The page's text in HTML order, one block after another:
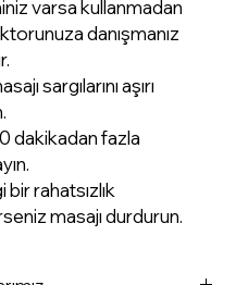
varsa kullanmadan
danışmanız
sargılarını aşırı
dakikadan fazla
bir rahatsızlık
masajı durdurun.